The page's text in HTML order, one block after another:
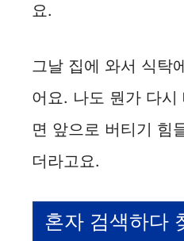
요.
그날 집에 와서 식탁
어요. 나도 뭔가 다시
면 앞으로 버티기 힘
더라고요.
혼자 검색하다